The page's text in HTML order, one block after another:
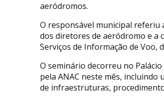
aeródromos.
O responsável municipal referiu
dos diretores de aeródromo e a
Serviços de Informação de Voo,
O seminário decorreu no
pela ANAC neste mês, incluindo
de infraestruturas,